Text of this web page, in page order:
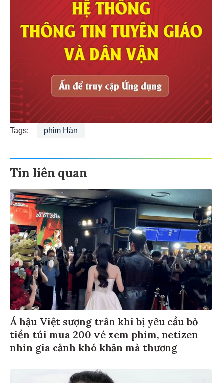
Tags: phim Hàn
Tin liên quan
Á hậu Việt sượng trân khi bị yêu cầu bỏ
tiền túi mua 200 vé xem phim, netizen
nhìn gia cảnh khó khăn mà thương